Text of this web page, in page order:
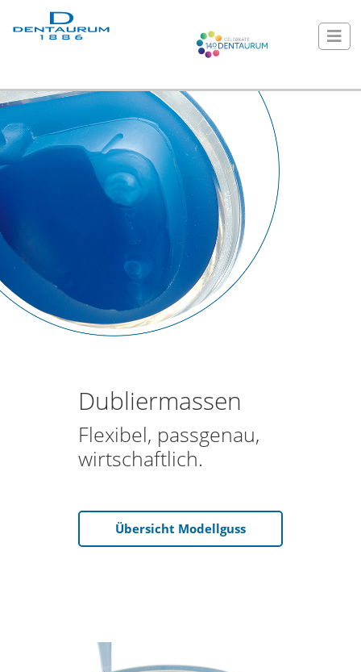
Dubliermassen
Flexibel, passgenau,
wirtschaftlich.
Übersicht Modellguss